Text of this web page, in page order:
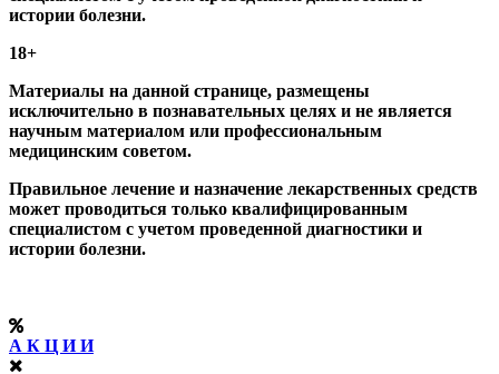
истории болезни.
18+
Материалы на данной странице, размещены
исключительно в познавательных целях и не является
научным материалом или профессиональным
медицинским советом.
Правильное лечение и назначение лекарственных средств
может проводиться только квалифицированным
специалистом с учетом проведенной диагностики и
истории болезни.
А К Ц И И